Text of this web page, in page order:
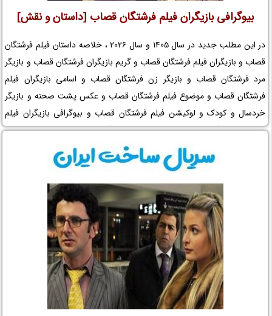
بیوگرافی بازیگران فیلم فرشتگان قصاب [داستان و نقش]
در این مطلب جدید در سال 1405 و سال 2026 ، خلاصه داستان فیلم فرشتگان
قصاب و بازیگران فیلم فرشتگان قصاب و گریم بازیگران فرشتگان قصاب و بازیگر
مرد فرشتگان قصاب و بازیگر زن فرشتگان قصاب و اسامی بازیگران فیلم
فرشتگان قصاب و موضوع فیلم فرشتگان قصاب و عکس پشت صحنه و بازیگر
خردسال و کودک و لوکیشن فیلم فرشتگان قصاب و بیوگرافی بازیگران فیلم
سینمایی فرشتگان قصاب و کارگردان فیلم فرشتگان قصاب و مجموعه تلویزیونی
فرشتگان قصاب و حواشی فیلم فرشتگان قصاب و افتخارات فرشتگان قصاب و
جوایز فرشتگان قصاب و عوامل ساخت فیلم فرشتگان قصاب را در نم نمک